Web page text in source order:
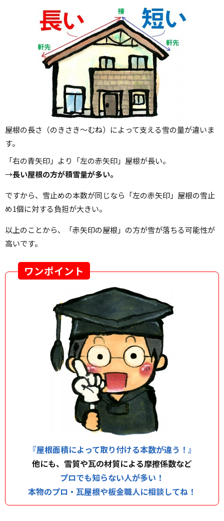
屋根の長さ（のきさき～むね）によって支える雪の量が違いま
す。
「右の青矢印」より「左の赤矢印」屋根が長い。
→長い屋根の方が積雪量が多い。
ですから、雪止めの本数が同じなら「左の赤矢印」屋根の雪止
め1個に対する負担が大きい。
以上のことから、「赤矢印の屋根」の方が雪が落ちる可能性が
高いです。
ワンポイント
『屋根面積によって取り付ける本数が違う！』
他にも、雪質や瓦の材質による摩擦係数など
プロでも知らない人が多い！
本物のプロ・瓦屋根や板金職人に相談してね！